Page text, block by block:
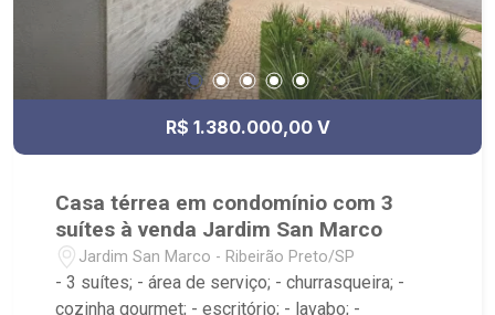
R$ 1.380.000,00 V
Casa térrea em condomínio com 3
suítes à venda Jardim San Marco
Jardim San Marco - Ribeirão Preto/SP
- 3 suítes; - área de serviço; - churrasqueira; -
cozinha gourmet; - escritório; - lavabo; -